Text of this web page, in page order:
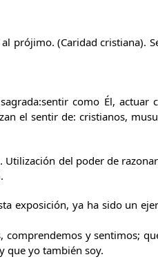
prójimo. (Caridad cristiana).
como Él, actuar
el sentir de: cristianos,
Utilización del poder de
exposición, ya ha sido un
comprendemos y sentimos;
que yo también soy.